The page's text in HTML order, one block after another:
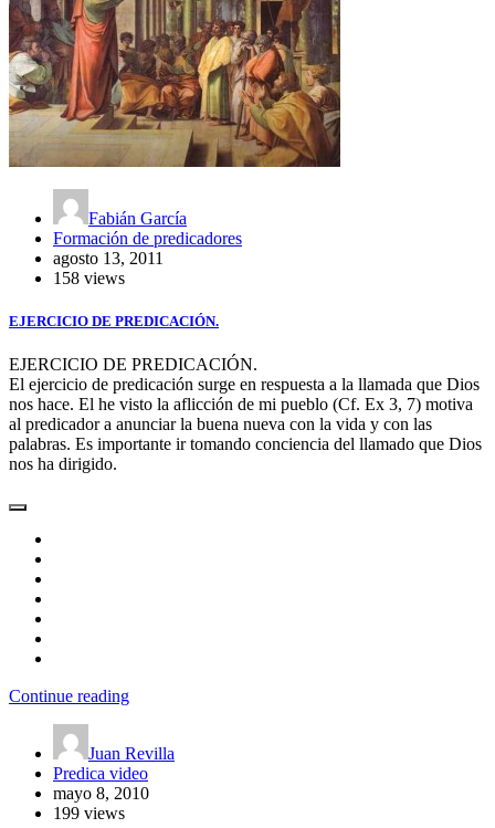
Fabián García
Formación de predicadores
agosto 13, 2011
158 views
EJERCICIO DE PREDICACIÓN.
EJERCICIO DE PREDICACIÓN.
El ejercicio de predicación surge en respuesta a la llamada que Dios
nos hace. El he visto la aflicción de mi pueblo (Cf. Ex 3, 7) motiva
al predicador a anunciar la buena nueva con la vida y con las
palabras. Es importante ir tomando conciencia del llamado que Dios
nos ha dirigido.
Continue reading
Juan Revilla
Predica video
mayo 8, 2010
199 views